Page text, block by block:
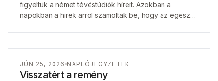
figyeltük a német tévéstúdiók híreit. Azokban a
napokban a hírek arról számoltak be, hogy az egész
JÚN 25, 2026 NAPLÓJEGYZETEK
Visszatért a remény